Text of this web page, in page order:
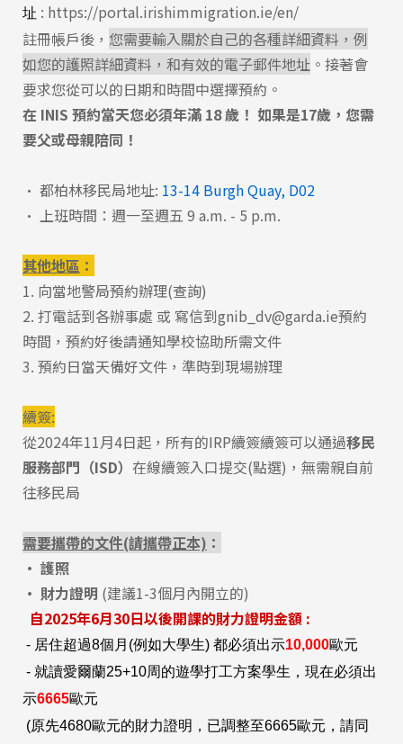
址 : https://portal.irishimmigration.ie/en/
註冊帳戶後， 您需要輸入關於自己的各種詳細資料，例
如您的護照詳細資料，和有效的電子郵件地址 。接著會
要求您從可以的日期和時間中選擇預約。
在 INIS 預約當天您必須年滿 18 歲！ 如果是17歲，您需
要父或母親陪同！
• 都柏林移民局地址: 13-14 Burgh Quay, D02
• 上班時間：週一至週五 9 a.m. - 5 p.m.
其他地區 ：
1. 向當地警局預約辦理(查詢)
2. 打電話到各辦事處 或 寫信到gnib_dv@garda.ie預約
時間 ，預約好後請通知學校協助所需文件
3. 預約日當天備好文件，準時到現場辦理
續簽:
從2024年11月4日起，所有的IRP續簽續簽可以通過移民
服務部門（ISD） 在線續簽入口提交(點選) ，無需親自前
往移民局
需要攜帶的文件(請攜帶正本) ：
• 護照
• 財力證明 (建議1-3個月內開立的)
自2025年6月30日以後開課的財力證明金額 :
- 居住超過8個月(例如大學生) 都必須出示10,000歐元
- 就讀愛爾蘭25+10周的遊學打工方案學生，現在必須出
示6665歐元
(原先4680歐元的財力證明，已調整至6665歐元， 請同